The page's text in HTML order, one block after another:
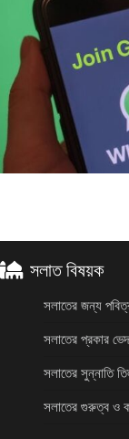
সলাত বিষয়ক
সলাতের জন্য
সলাতের প্রকার
সলাতের সুন্নাতি
সলাতের গুরুত্ব ও